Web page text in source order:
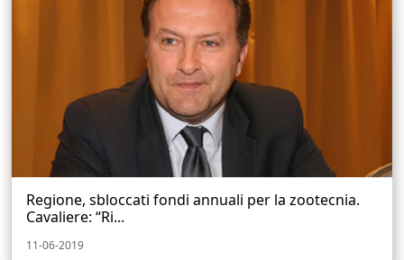
Regione, sbloccati fondi annuali per la zootecnia.
Cavaliere: “Ri...
11-06-2019